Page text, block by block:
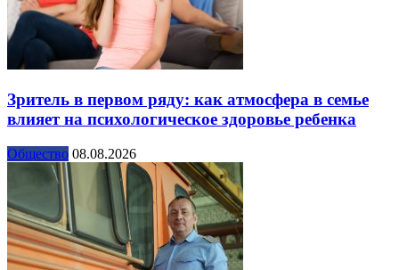
Зритель в первом ряду: как атмосфера в семье
влияет на психологическое здоровье ребенка
Общество 08.08.2026